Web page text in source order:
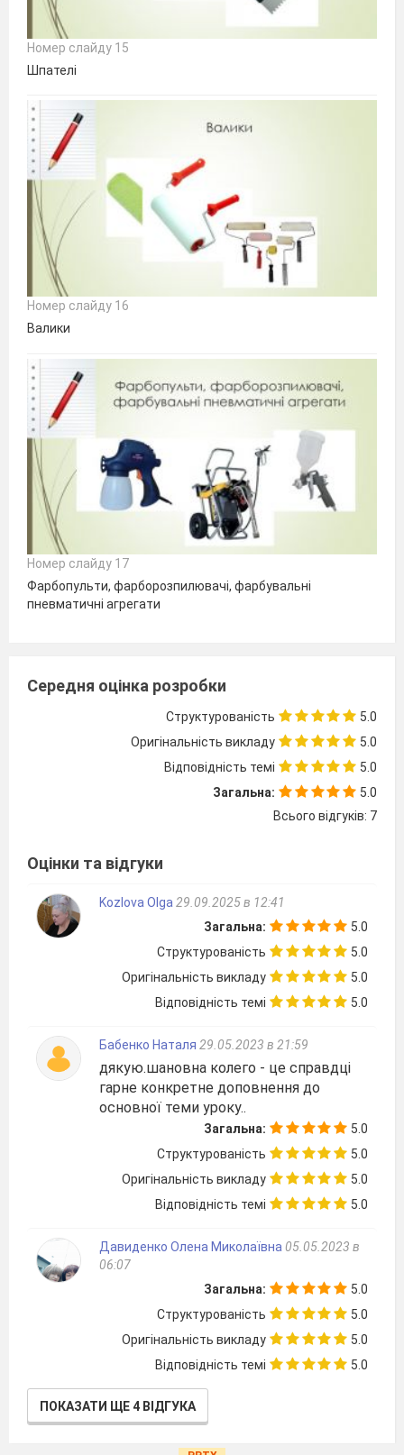
Номер слайду 15
Шпателі
Номер слайду 16
Валики
Номер слайду 17
Фарбопульти, фарборозпилювачі, фарбувальні
пневматичні агрегати
Середня оцінка розробки
Структурованість
5.0
Оригінальність викладу
5.0
Відповідність темі
5.0
Загальна:
5.0
Всього відгуків: 7
Оцінки та відгуки
Kozlova Olga 29.09.2025 в 12:41
Загальна:
5.0
Структурованість
5.0
Оригінальність викладу
5.0
Відповідність темі
5.0
Бабенко Наталя 29.05.2023 в 21:59
дякую.шановна колего - це справдці
гарне конкретне доповнення до
основної теми уроку..
Загальна:
5.0
Структурованість
5.0
Оригінальність викладу
5.0
Відповідність темі
5.0
Давиденко Олена Миколаївна 05.05.2023 в
06:07
Загальна:
5.0
Структурованість
5.0
Оригінальність викладу
5.0
Відповідність темі
5.0
ПОКАЗАТИ ЩЕ 4 ВІДГУКА